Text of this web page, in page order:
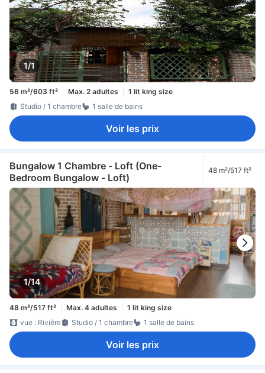
1/1
56 m²/603 ft² Max. 2 adultes
1 lit king size
Studio / 1 chambre
1 salle de bains
Voir les prix
Bungalow 1 Chambre - Loft (One-
Bedroom Bungalow - Loft)
48 m²/517 ft²
1/14
48 m²/517 ft² Max. 4 adultes
1 lit king size
vue : Rivière
Studio / 1 chambre 1 salle de bains
Voir les prix